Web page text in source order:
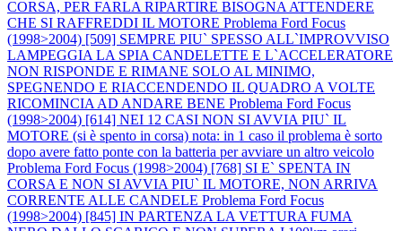
CORSA, PER FARLA RIPARTIRE BISOGNA ATTENDERE
CHE SI RAFFREDDI IL MOTORE Problema Ford Focus
(1998>2004) [509] SEMPRE PIU` SPESSO ALL`IMPROVVISO
LAMPEGGIA LA SPIA CANDELETTE E L`ACCELERATORE
NON RISPONDE E RIMANE SOLO AL MINIMO,
SPEGNENDO E RIACCENDENDO IL QUADRO A VOLTE
RICOMINCIA AD ANDARE BENE Problema Ford Focus
(1998>2004) [614] NEI 12 CASI NON SI AVVIA PIU` IL
MOTORE (si è spento in corsa) nota: in 1 caso il problema è sorto
dopo avere fatto ponte con la batteria per avviare un altro veicolo
Problema Ford Focus (1998>2004) [768] SI E` SPENTA IN
CORSA E NON SI AVVIA PIU` IL MOTORE, NON ARRIVA
CORRENTE ALLE CANDELE Problema Ford Focus
(1998>2004) [845] IN PARTENZA LA VETTURA FUMA